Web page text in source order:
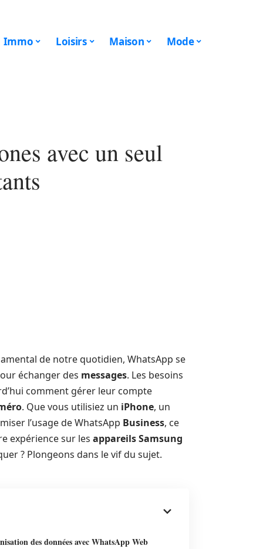
Immo Loisirs Maison Mode
avec un seul
de notre quotidien, WhatsApp se
échanger des messages. Les besoins
comment gérer leur compte
. Que vous utilisiez un iPhone, un
l’usage de WhatsApp Business, ce
expérience sur les appareilsSamsung
? Plongeons dans le vif du sujet.
des données avec WhatsApp Web